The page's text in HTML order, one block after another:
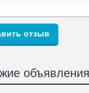
объявления